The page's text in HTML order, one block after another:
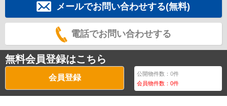
メールでお問い合わせする(無料)
電話でお問い合わせする
無料会員登録はこちら
会員登録 公開物件数：0件
会員物件数：0件